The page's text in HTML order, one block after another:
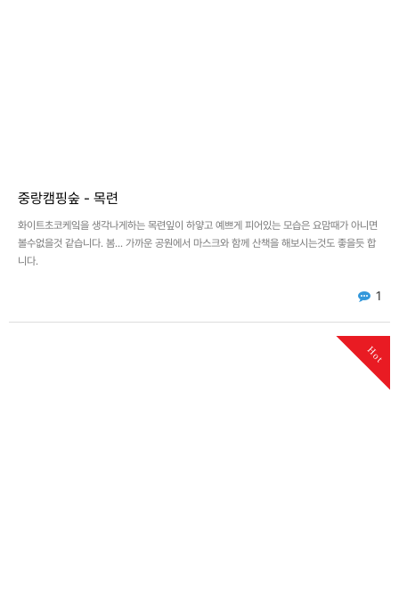
중랑캠핑숲 - 목련
화이트초코케잌을 생각나게하는 목련잎이 하얗고 예쁘게 피어있는 모습은 요맘때가 아니면
볼수없을것 같습니다. 봄... 가까운 공원에서 마스크와 함께 산책을 해보시는것도 좋을듯 합
니다.
1
Hot